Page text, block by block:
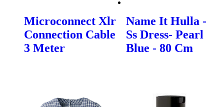
Microconnect Xlr
Connection Cable
3 Meter
Name It Hulla -
Ss Dress- Pearl
Blue - 80 Cm